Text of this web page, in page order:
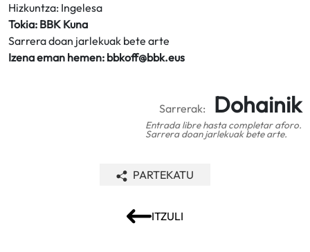
Hizkuntza: Ingelesa
Tokia: BBK Kuna
Sarrera doan jarlekuak bete arte
Izena eman hemen: bbkoff@bbk.eus
Sarrerak: Dohainik
Entrada libre hasta completar aforo.
Sarrera doan jarlekuak bete arte.
ITZULI
PARTEKATU